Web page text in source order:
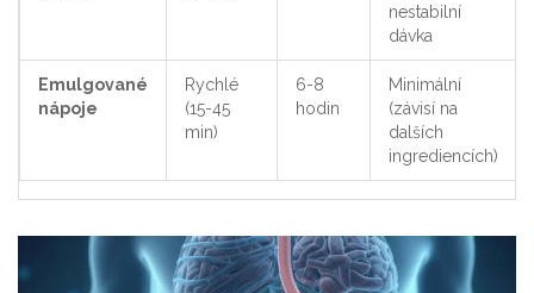
nestabilní
dávka
Emulgované
nápoje
Rychlé
(15-45
min)
6-8
hodin
Minimální
(závisí na
dalších
ingrediencích)